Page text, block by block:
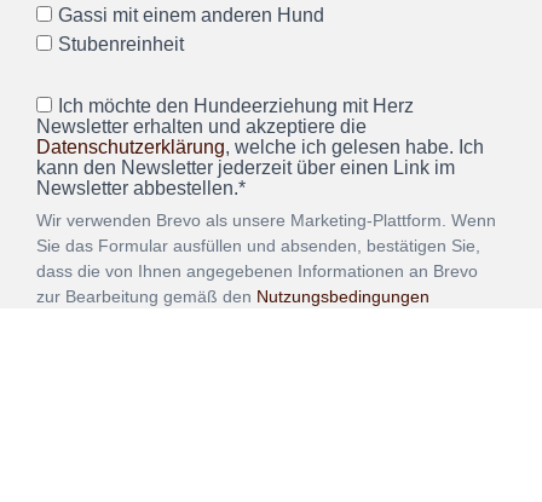
Gassi mit einem anderen Hund
Stubenreinheit
Ich möchte den Hundeerziehung mit Herz
Newsletter erhalten und akzeptiere die
Datenschutzerklärung, welche ich gelesen habe. Ich
kann den Newsletter jederzeit über einen Link im
Newsletter abbestellen.*
Wir verwenden Brevo als unsere Marketing-Plattform. Wenn
Sie das Formular ausfüllen und absenden, bestätigen Sie,
dass die von Ihnen angegebenen Informationen an Brevo
zur Bearbeitung gemäß den Nutzungsbedingungen